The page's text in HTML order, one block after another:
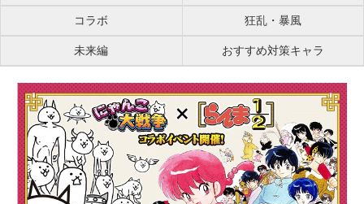
コラボ 狂乱・暴風
未来編 おすすめ対策キャラ